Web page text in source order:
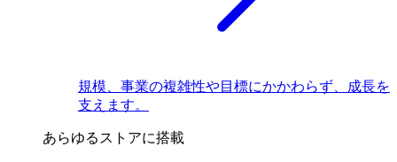
規模、事業の複雑性や目標にかかわらず、成長を
支えます。
あらゆるストアに搭載